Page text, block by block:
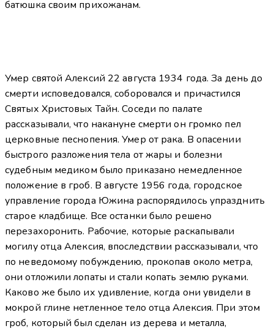
батюшка своим прихожанам.
Умер святой Алексий 22 августа 1934 года. За день до
смерти исповедовался, соборовался и причастился
Святых Христовых Тайн. Соседи по палате
рассказывали, что накануне смерти он громко пел
церковные песнопения. Умер от рака. В опасении
быстрого разложения тела от жары и болезни
судебным медиком было приказано немедленное
положение в гроб. В августе 1956 года, городское
управление города Южина распорядилось упразднить
старое кладбище. Все останки было решено
перезахоронить. Рабочие, которые раскапывали
могилу отца Алексия, впоследствии рассказывали, что
по неведомому побуждению, прокопав около метра,
они отложили лопаты и стали копать землю руками.
Каково же было их удивление, когда они увидели в
мокрой глине нетленное тело отца Алексия. При этом
гроб, который был сделан из дерева и металла,